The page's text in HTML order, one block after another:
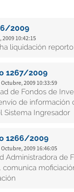
2009
2009 10:42:15
liquidación
1267/2009
2009 10:33:59
de Fondos de
de información
Sistema Ingresador
1266/2009
2009 16:46:05
Administradora de
comunica